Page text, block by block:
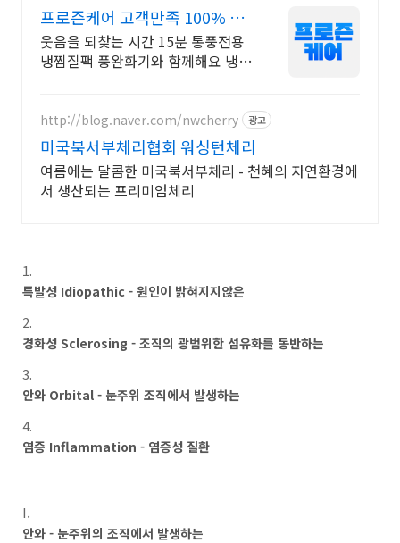
프로즌케어 고객만족 100% 발
냉찜질기
웃음을 되찾는 시간 15분 통풍전용
냉찜질팩 풍완화기와 함께해요 냉찜
http://blog.naver.com/nwcherry 광고
미국북서부체리협회 워싱턴체리
여름에는 달콤한 미국북서부체리 - 천혜의 자연환경에
서 생산되는 프리미엄체리
특발성 Idiopathic - 원인이 밝혀지지않은
경화성 Sclerosing - 조직의 광범위한 섬유화를 동반하는
안와 Orbital - 눈주위 조직에서 발생하는
염증 Inflammation - 염증성 질환
안와 - 눈주위의 조직에서 발생하는